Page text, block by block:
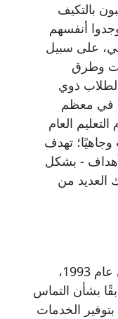
بالتكيف
أنفسهم
على سبيل
وطرق
ذوي
في معظم
العام
وجاهيًا؛ تهدف
- بشكل
العديد من
قرار المحكمة العليا، بوتزر - في عام 1993،
بشأن التماس
الخدمات